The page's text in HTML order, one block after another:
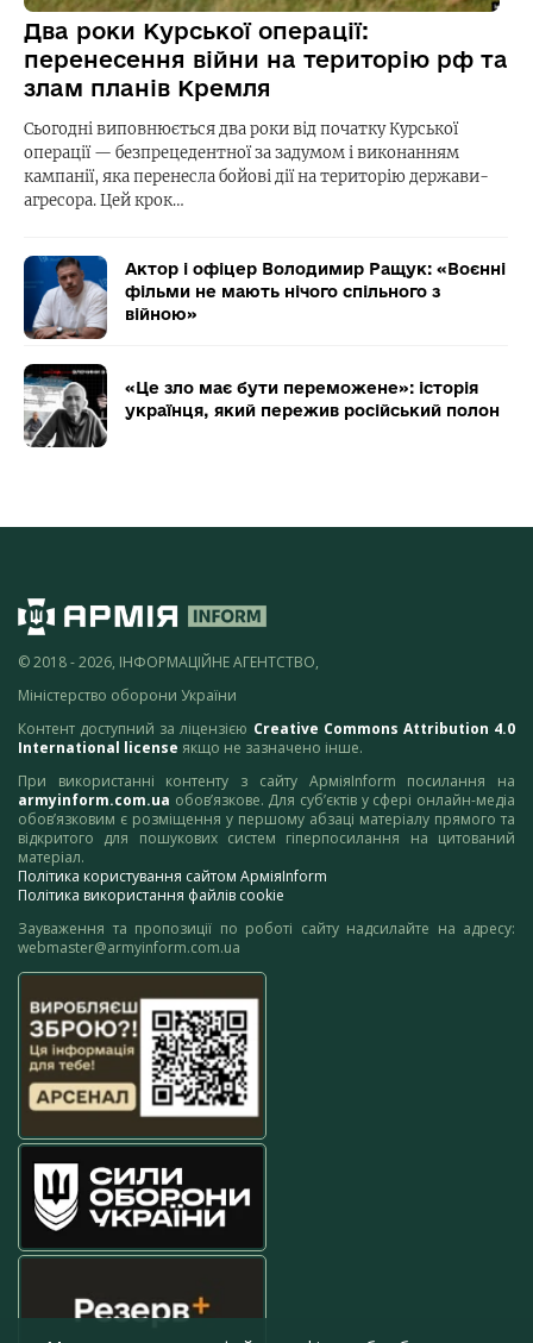
Два роки Курської операції:
перенесення війни на територію рф та
злам планів Кремля
Сьогодні виповнюється два роки від початку Курської
операції — безпрецедентної за задумом і виконанням
кампанії, яка перенесла бойові дії на територію держави-
агресора. Цей крок…
Актор і офіцер Володимир Ращук: «Воєнні
фільми не мають нічого спільного з
війною»
«Це зло має бути переможене»: історія
українця, який пережив російський полон
© 2018 - 2026, ІНФОРМАЦІЙНЕ АГЕНТСТВО,
Міністерство оборони України
Контент доступний за ліцензією Creative Commons Attribution 4.0
International license якщо не зазначено інше.
При використанні контенту з сайту АрміяInform посилання на
armyinform.com.ua обов’язкове. Для суб’єктів у сфері онлайн-медіа
обов’язковим є розміщення у першому абзаці матеріалу прямого та
відкритого для пошукових систем гіперпосилання на цитований
матеріал.
Політика користування сайтом АрміяInform
Політика використання файлів cookie
Зауваження та пропозиції по роботі сайту надсилайте на адресу:
webmaster@armyinform.com.ua